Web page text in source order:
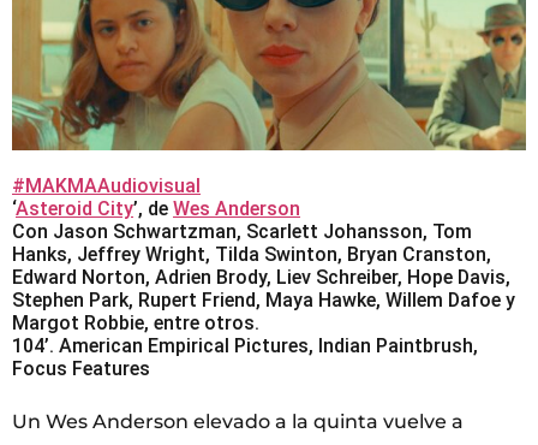
#MAKMAAudiovisual
‘Asteroid City’, de Wes Anderson
Con Jason Schwartzman, Scarlett Johansson, Tom
Hanks, Jeffrey Wright, Tilda Swinton, Bryan Cranston,
Edward Norton, Adrien Brody, Liev Schreiber, Hope Davis,
Stephen Park, Rupert Friend, Maya Hawke, Willem Dafoe y
Margot Robbie, entre otros.
104’. American Empirical Pictures, Indian Paintbrush,
Focus Features
Un Wes Anderson elevado a la quinta vuelve a